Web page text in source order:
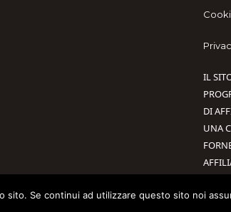
IL
DI
UNA
Se continui ad utilizzare questo sito noi